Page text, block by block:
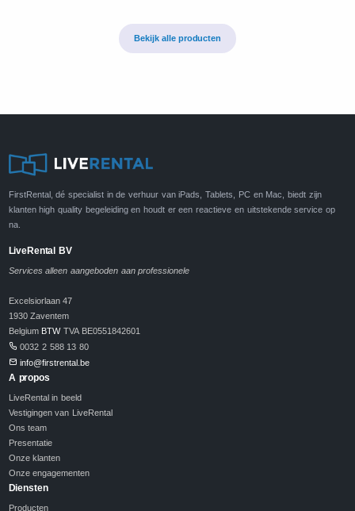
Bekijk alle producten
FirstRental, dé specialist in de verhuur van iPads, Tablets, PC en Mac, biedt zijn
klanten high quality begeleiding en houdt er een reactieve en uitstekende service op
na.
LiveRental BV
Services alleen aangeboden aan professionele
Excelsiorlaan 47
1930 Zaventem
Belgium BTWTVA BE0551842601
0032 2 588 13 80
info@firstrental.be
A propos
LiveRental in beeld
Vestigingen van LiveRental
Ons team
Presentatie
Onze klanten
Onze engagementen
Diensten
Producten